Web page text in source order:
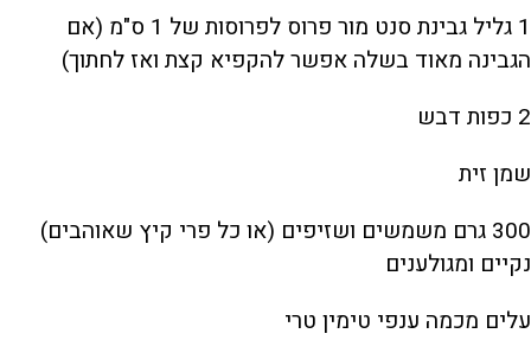
1 גליל גבינת סנט מור פרוס לפרוסות של 1 ס"מ (אם
הגבינה מאוד בשלה אפשר להקפיא קצת ואז לחתוך)
2 כפות דבש
שמן זית
300 גרם משמשים ושזיפים (או כל פרי קיץ שאוהבים)
נקיים ומגולענים
עלים מכמה ענפי טימין טרי